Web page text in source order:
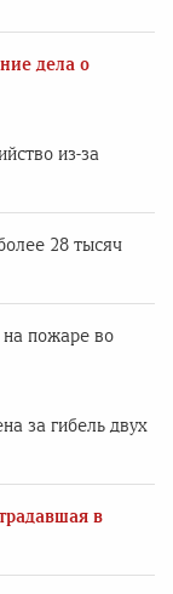
дела о
из-за
28 тысяч
на пожаре во
за гибель двух
в